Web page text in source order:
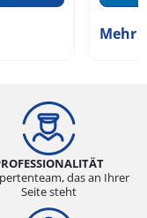
Mehr
das an Ihrer
Seite steht